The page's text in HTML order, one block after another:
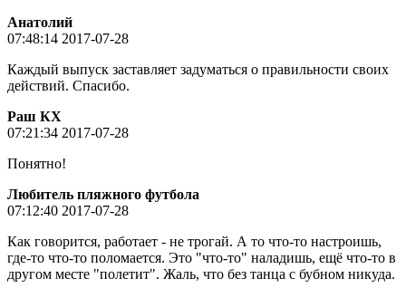
Анатолий
07:48:14 2017-07-28
Каждый выпуск заставляет задуматься о правильности своих
действий. Спасибо.
Раш КХ
07:21:34 2017-07-28
Понятно!
Любитель пляжного футбола
07:12:40 2017-07-28
Как говорится, работает - не трогай. А то что-то настроишь,
где-то что-то поломается. Это "что-то" наладишь, ещё что-то в
другом месте "полетит". Жаль, что без танца с бубном никуда.